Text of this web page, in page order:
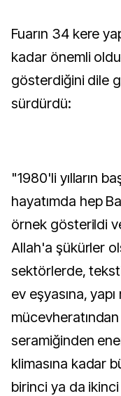
Fuarın 34 kere
kadar önemli
gösterdiğini dile
sürdürdü:
"1980'li yılların
hayatımda hep
örnek gösterildi
Allah'a şükürler
sektörlerde,
ev eşyasına,
seramiğinden
klimasına kadar
birinci ya da ikinci